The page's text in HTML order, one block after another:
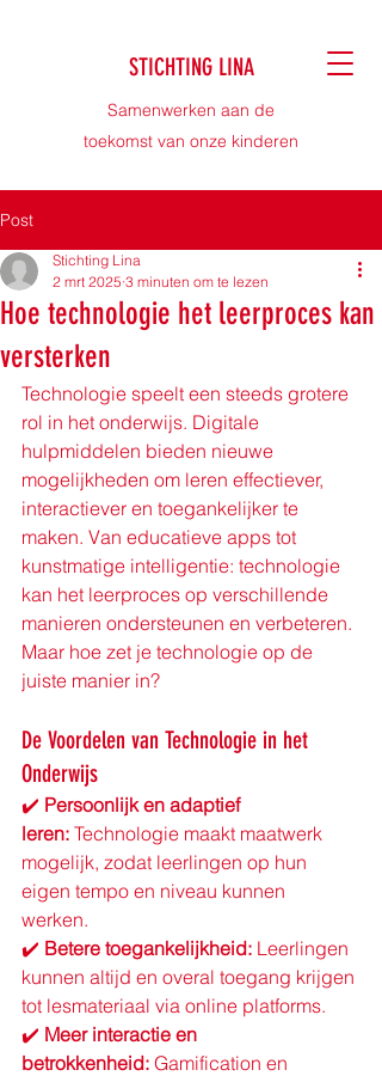
STICHTING LINA
Samenwerken aan de
toekomst van onze kinderen
Post
Hoe technologie het leerproces kan
versterken
Stichting Lina
2 mrt 2025 3 minuten om te lezen
Technologie speelt een steeds grotere
rol in het onderwijs. Digitale
hulpmiddelen bieden nieuwe
mogelijkheden om leren effectiever,
interactiever en toegankelijker te
maken. Van educatieve apps tot
kunstmatige intelligentie: technologie
kan het leerproces op verschillende
manieren ondersteunen en verbeteren.
Maar hoe zet je technologie op de
juiste manier in?
De Voordelen van Technologie in het
Onderwijs
✔️ Persoonlijk en adaptief
leren: Technologie maakt maatwerk
mogelijk, zodat leerlingen op hun
eigen tempo en niveau kunnen
werken.
✔️ Betere toegankelijkheid: Leerlingen
kunnen altijd en overal toegang krijgen
tot lesmateriaal via online platforms.
✔️ Meer interactie en
betrokkenheid: Gamification en